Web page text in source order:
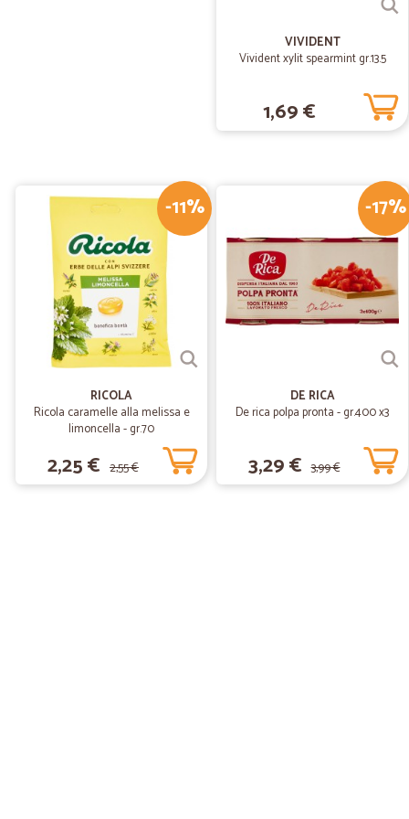
VIVIDENT
Vivident xylit spearmint gr.13.5
1,69 €
-11%
RICOLA
Ricola caramelle alla melissa e
limoncella - gr.70
2,25 € 2,55 €
-17%
DE RICA
De rica polpa pronta - gr.400 x3
3,29 € 3,99 €